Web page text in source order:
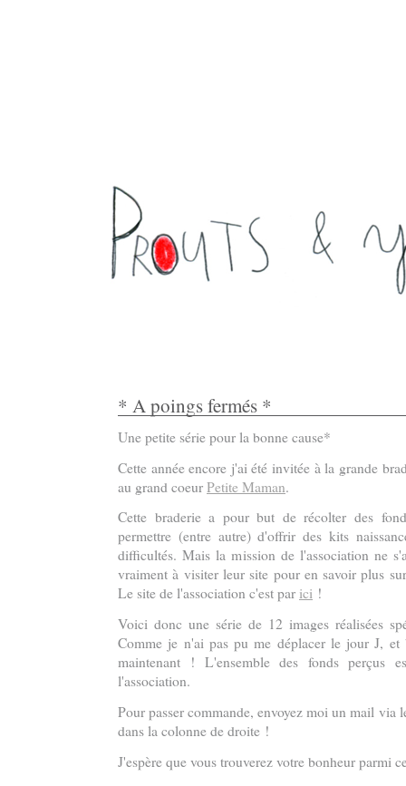
* A poings fermés *
Une petite série pour la bonne cause*
Cette année encore j'ai été invitée à la grande
au grand coeur Petite Maman.
Cette braderie a pour but de récolter des
permettre (entre autre) d'offrir des kits
difficultés. Mais la mission de l'association ne
vraiment à visiter leur site pour en savoir plus
Le site de l'association c'est par ici !
Voici donc une série de 12 images réalisées
Comme je n'ai pas pu me déplacer le jour J,
maintenant ! L'ensemble des fonds perçus
l'association.
Pour passer commande, envoyez moi un mail via
dans la colonne de droite !
J'espère que vous trouverez votre bonheur parmi